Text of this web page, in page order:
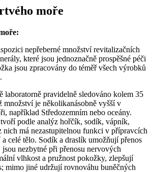
moře
nepřeberné množství revitalizačních
které jsou jednoznačně prospěšné péči
jsou zpracovány do téměř všech výrobků
.
laboratorně pravidelně sledováno kolem 35
množství je několikanásobně vyšší v
například Středozemním nebo oceány.
podle analýz hořčík, sodík, vápník,
má nezastupitelnou funkci v přípravcích
celé tělo. Sodík a draslík umožňují přenos
nezbytné při přenosu nervových
vlhkost a pružnost pokožky, zlepšují
mimo jiné udržují rovnováhu buněčných